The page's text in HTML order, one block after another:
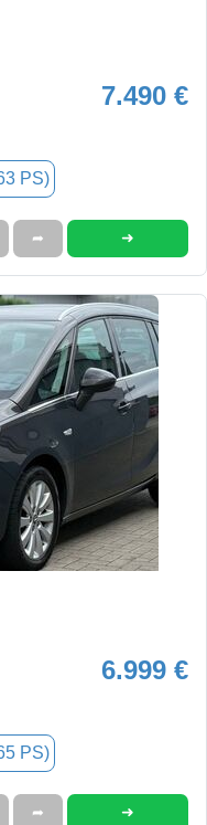
7.490 €
PS)
➦ ➜
6.999 €
PS)
➦ ➜